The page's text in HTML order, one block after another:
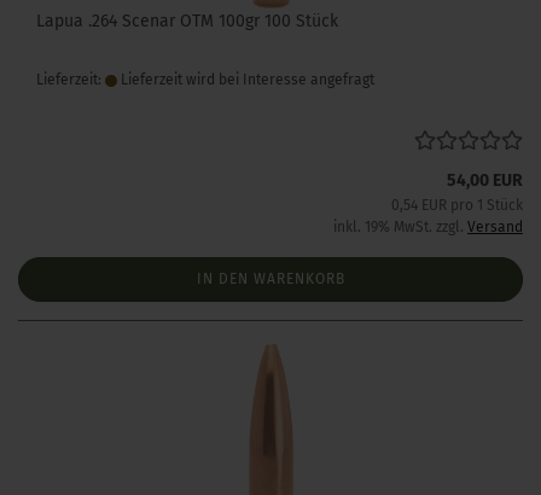
Lapua .264 Scenar OTM 100gr 100 Stück
Lieferzeit: Lieferzeit wird bei Interesse angefragt
54,00 EUR
0,54 EUR pro 1 Stück
inkl. 19% MwSt. zzgl. Versand
IN DEN WARENKORB